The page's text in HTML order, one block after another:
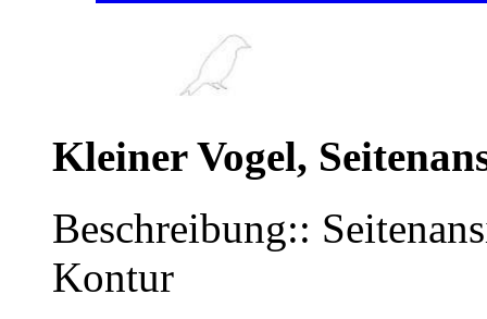
Kleiner Vogel,
Beschreibung::
Kontur